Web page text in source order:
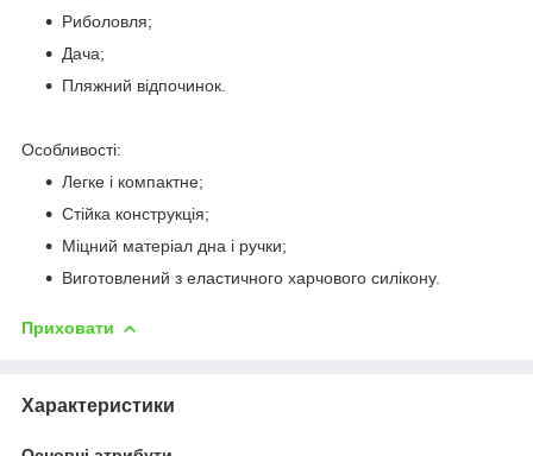
Риболовля;
Дача;
Пляжний відпочинок.
Особливості:
Легке і компактне;
Стійка конструкція;
Міцний матеріал дна і ручки;
Виготовлений з еластичного харчового силікону.
Приховати
Характеристики